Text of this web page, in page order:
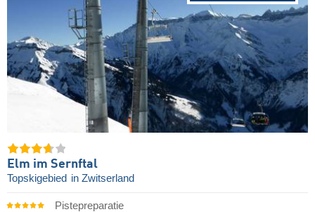
Elm im Sernftal
Topskigebied in Zwitserland
Pistepreparatie